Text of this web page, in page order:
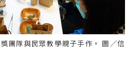
團隊與民眾教學親子手作。 圖／信